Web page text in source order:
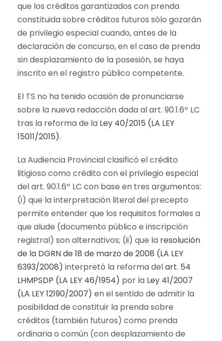
que los créditos garantizados con prenda
constituida sobre créditos futuros sólo gozarán
de privilegio especial cuando, antes de la
declaración de concurso, en el caso de prenda
sin desplazamiento de la posesión, se haya
inscrito en el registro público competente.
El TS no ha tenido ocasión de pronunciarse
sobre la nueva redacción dada al art. 90.1.6º LC
tras la reforma de la Ley 40/2015 (LA LEY
15011/2015).
La Audiencia Provincial clasificó el crédito
litigioso como crédito con el privilegio especial
del art. 90.1.6º LC con base en tres argumentos:
(i) que la interpretación literal del precepto
permite entender que los requisitos formales a
que alude (documento público e inscripción
registral) son alternativos; (ii) que la resolución
de la DGRN de 18 de marzo de 2008 (LA LEY
6393/2008) interpretó la reforma delart. 54
LHMPSDP (LA LEY 46/1954) por la Ley 41/2007
(LA LEY 12190/2007) en el sentido de admitir la
posibilidad de constituir la prenda sobre
créditos (también futuros) como prenda
ordinaria o común (con desplazamiento de